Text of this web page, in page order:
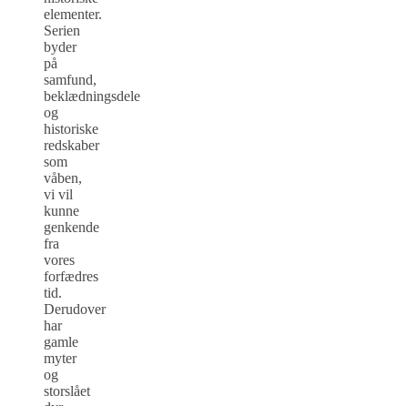
elementer.
Serien
byder
på
samfund,
beklædningsdele
og
historiske
redskaber
som
våben,
vi vil
kunne
genkende
fra
vores
forfædres
tid.
Derudover
har
gamle
myter
og
storslået